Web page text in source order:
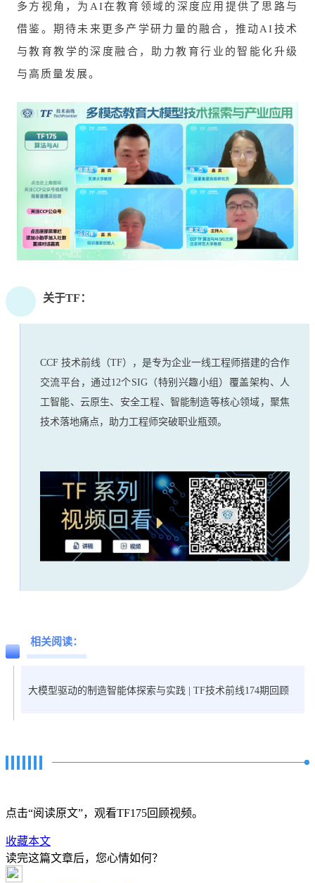
多方视角，为AI在教育领域的深度应用提供了思路与
借鉴。期待未来更多产学研力量的融合，推动AI技术
与教育教学的深度融合，助力教育行业的智能化升级
与高质量发展。
关于TF：
CCF 技术前线（TF），是专为企业一线工程师搭建的合作
交流平台，通过12个SIG（特别兴趣小组）覆盖架构、人
工智能、云原生、安全工程、智能制造等核心领域，聚焦
技术落地痛点，助力工程师突破职业瓶颈。
相关阅读：
大模型驱动的制造智能体探索与实践 | TF技术前线174期回顾
点击“阅读原文”，观看TF175回顾视频。
收藏本文
读完这篇文章后，您心情如何？